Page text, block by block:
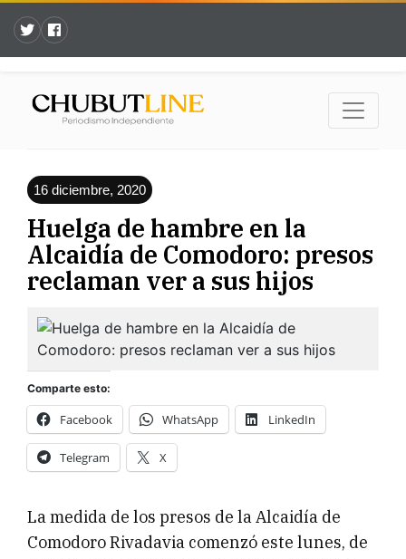
16 diciembre, 2020
Huelga de hambre en la
Alcaidía de Comodoro: presos
reclaman ver a sus hijos
Comparte esto:
Facebook WhatsApp LinkedIn
Telegram X
La medida de los presos de la Alcaidía de
Comodoro Rivadavia comenzó este lunes, de